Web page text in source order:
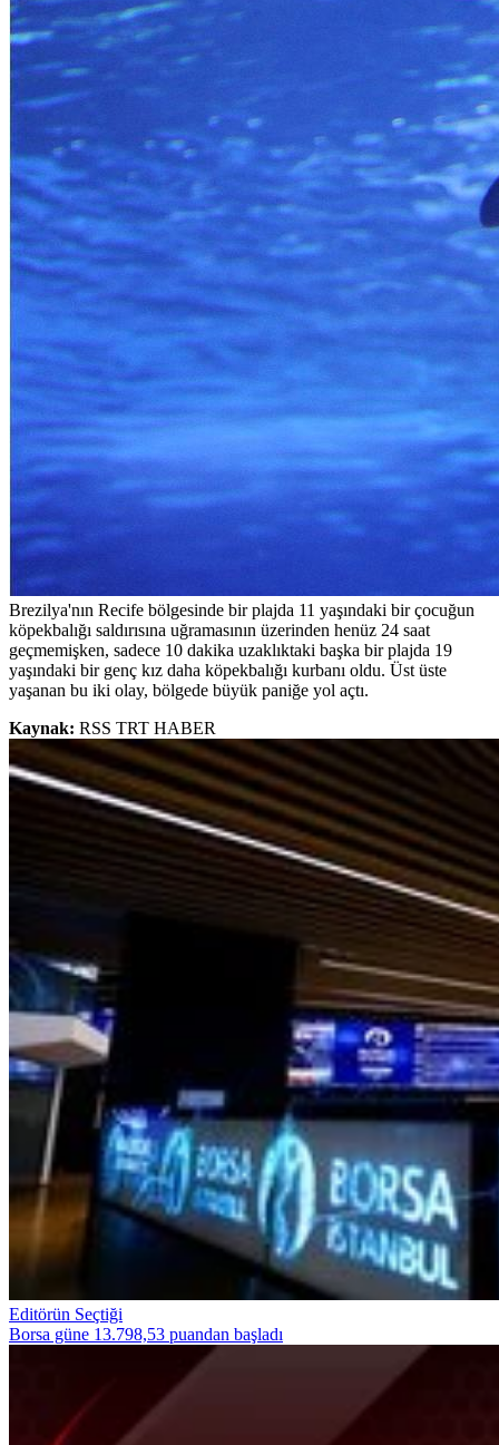
Brezilya'nın Recife bölgesinde bir plajda 11 yaşındaki bir çocuğun
köpekbalığı saldırısına uğramasının üzerinden henüz 24 saat
geçmemişken, sadece 10 dakika uzaklıktaki başka bir plajda 19
yaşındaki bir genç kız daha köpekbalığı kurbanı oldu. Üst üste
yaşanan bu iki olay, bölgede büyük paniğe yol açtı.
Kaynak: RSS TRT HABER
Editörün Seçtiği
Borsa güne 13.798,53 puandan başladı